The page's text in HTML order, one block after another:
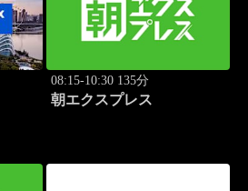
08:15-10:30 135分
朝エクスプレス